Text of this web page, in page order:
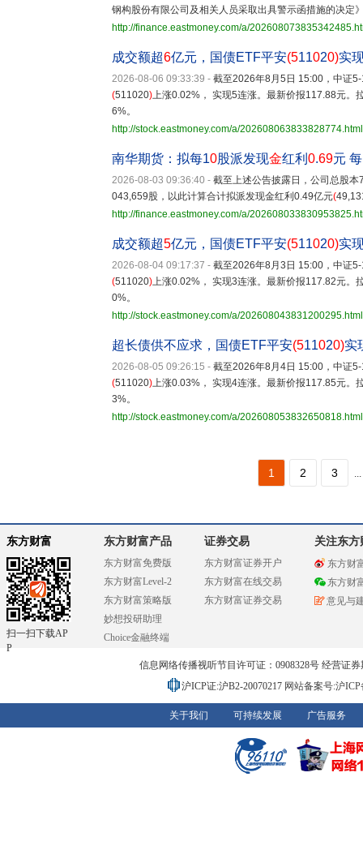
钢构股份有限公司及相关人员采取出具警示函措施的决定
http://finance.eastmoney.com/a/
成交额超6亿元，国债ETF平安(511020)实
2026-08-06 09:33:39 - 截至2026年8月5日 15:00，中证
(511020)上涨0.02%， 实现5连涨。最新价报117.88元。
6%。
http://stock.eastmoney.com/a/202608063833828774.html
南华期货：拟每10股派发现金红利 0.69元
2026-08-03 09:36:40 - 截至上述公告披露日，公司总股
043,659股，以此计算合计拟派发现金红利0.49亿元(
http://finance.eastmoney.com/a/
成交额超5亿元，国债ETF平安(511020)实
2026-08-04 09:17:37 - 截至2026年8月3日 15:00，中证
(511020)上涨0.02%， 实现3连涨。最新价报117.82元。
0%。
http://stock.eastmoney.com/a/202608043831200295.html
超长债供不应求，国债ETF平安(511020)实
2026-08-05 09:26:15 - 截至2026年8月4日 15:00，中证
(511020)上涨0.03%， 实现4连涨。最新价报117.85元。
3%。
http://stock.eastmoney.com/a/202608053832650818.html
1 2 3 ...
东方财富
扫一扫下载AP
P
东方财富产品
东方财富免费版
东方财富Level-2
东方财富策略版
妙想投研助理
Choice金融终端
证券交易
东方财富证券开户
东方财富在线交易
东方财富证券交易
关注东方
东方财
东方财
意见与
信息网络传播视听节目许可证：0908328号 经营证
沪ICP证:沪B2-20070217 网站备案号:沪
关于我们 可持续发展 广告服务